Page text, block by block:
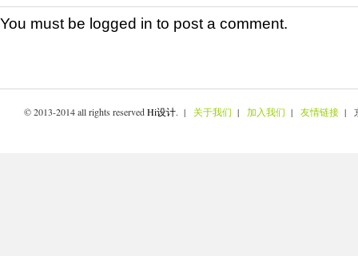
You must be logged in to post a comment.
© 2013-2014 all rights reservedHi设计. | 关于我们 | 加入我们 | 友情链接 |